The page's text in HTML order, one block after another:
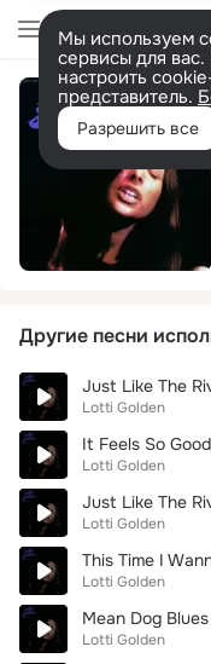
Мы используем
сервисы для
настроить
представитель.
Разрешить все
Другие песни
Just Like The
Lotti Golden
It Feels So
Lotti Golden
Just Like The
Lotti Golden
This Time I
Lotti Golden
Mean Dog Blues
Lotti Golden